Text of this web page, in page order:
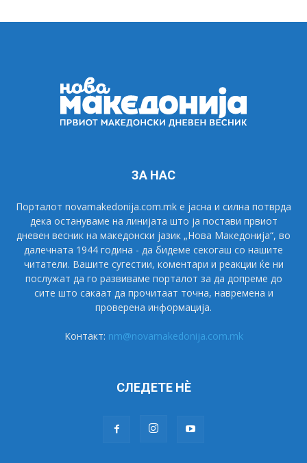
ЗА НАС
Порталот novamakedonija.com.mk е јасна и силна потврда
дека остануваме на линијата што ја постави првиот
дневен весник на македонски јазик „Нова Македонија“, во
далечната 1944 година - да бидеме секогаш со нашите
читатели. Вашите сугестии, коментари и реакции ќе ни
послужат да го развиваме порталот за да допреме до
сите што сакаат да прочитаат точна, навремена и
проверена информација.
Контакт: nm@novamakedonija.com.mk
СЛЕДЕТЕ НÈ